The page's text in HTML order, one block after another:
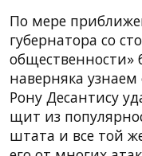
По мере
губернатора со
общественности»
наверняка
Рону Десантису
щит из
штата и все той